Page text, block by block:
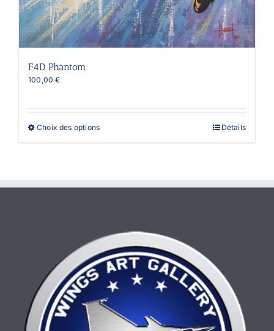
F4D Phantom
100,00€
Choix des optionsCe
sur
page
du
produit
Détails